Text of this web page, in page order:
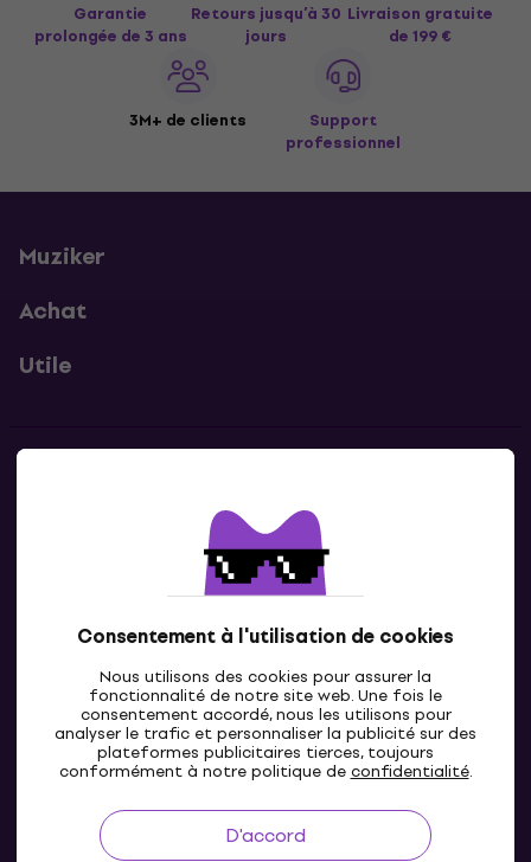
Consentement à l'utilisation de cookies
Nous utilisons des cookies pour assurer la
fonctionnalité de notre site web. Une fois le
consentement accordé, nous les utilisons pour
analyser le trafic et personnaliser la publicité sur des
plateformes publicitaires tierces, toujours
conformément à notre politique deconfidentialité.
D'accord
Garantie
prolongée de 3 ans
Retours jusqu’à 30
jours
Livraison gratuite
de 199 €
3M+ de clients
Support
professionnel
Muziker
Achat
Utile
Contacte nous
LU